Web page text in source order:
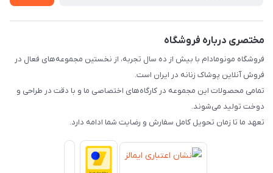
مختصری درباره فروشگاه
فروشگاه مونومادام با بیش از ده سال تجربه، از نخستین مجموعه‌های فعال در
فروش آنلاین پوشاک زنانه در ایران است.
تمامی محصولات این مجموعه در کارگاه‌های اختصاصی ما و با دقت در طراحی و
دوخت تولید می‌شوند.
تعهد ما تا زمان تحویل کامل سفارش و رضایت شما ادامه دارد.